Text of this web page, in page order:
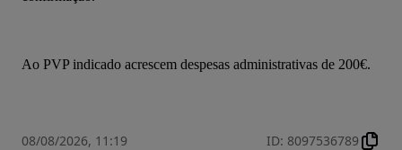
Ao PVP indicado acrescem despesas administrativas de 200€.
08/08/2026, 11:19 ID: 8097536789